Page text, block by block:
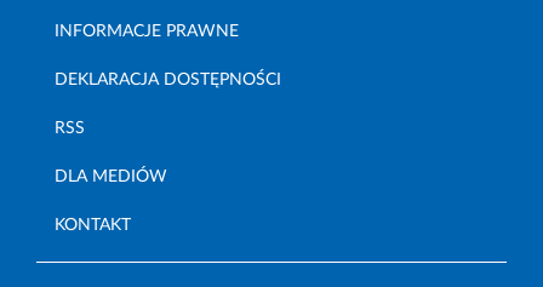
INFORMACJE PRAWNE
DEKLARACJA DOSTĘPNOŚCI
RSS
DLA MEDIÓW
KONTAKT